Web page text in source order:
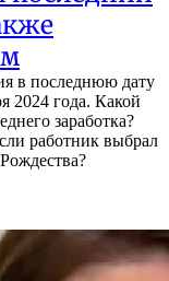
в последнюю дату
2024 года. Какой
заработка?
работник выбрал